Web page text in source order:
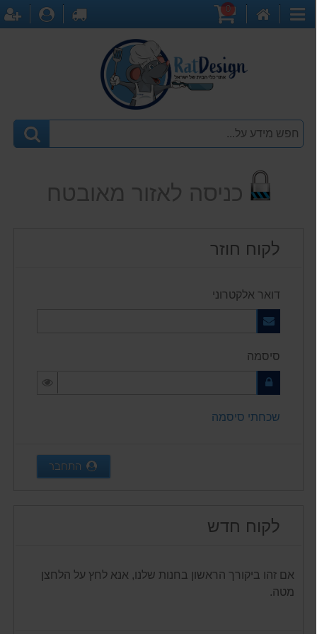
קטגוריות
0
לקופה
כניסה לאזור מאובטח
לקוח חוזר
דואר אלקטרוני
סיסמה
שכחתי סיסמה
התחבר
לקוח חדש
אם זהו ביקורך הראשון בחנות שלנו, אנא לחץ על הלחצן
מטה.